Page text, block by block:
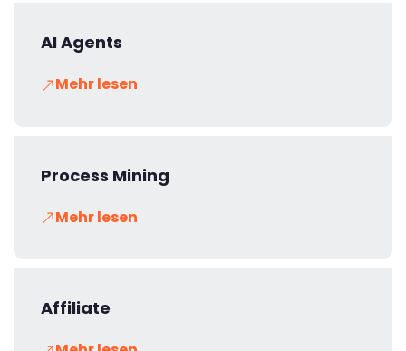
AI Agents
Mehr lesen
Process Mining
Mehr lesen
Affiliate